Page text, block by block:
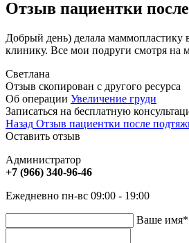
Отзыв пациентки
Добрый день) делала маммопластику
клинику. Все мои подруги смотря на
Светлана
Отзыв скопирован с другого ресурса
Об операции Увеличение груди
Записаться на бесплатную
Назад Отзыв пациентки после
Оставить отзыв
Администратор
+7 (966) 340-96-46
Ежедневно пн-вс 09:00 - 19:00
Ваше имя*